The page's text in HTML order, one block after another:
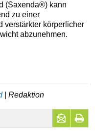
(Saxenda®) kann
zu einer
verstärkter körperlicher
abzunehmen.
|Redaktion